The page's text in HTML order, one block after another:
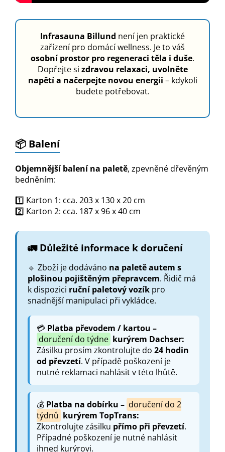
Infrasauna Billund není jen praktické
zařízení pro domácí wellness. Je to váš
osobní prostor pro regeneraci těla i duše.
Dopřejte si zdravou relaxaci, uvolněte
napětí a načerpejte novou energii – kdykoli
budete potřebovat.
📦 Balení
Objemnější balení na paletě, zpevněné dřevěným
bedněním:
1️⃣ Karton 1: cca. 203 x 130 x 20 cm
2️⃣ Karton 2: cca. 187 x 96 x 40 cm
🚛 Důležité informace k doručení
🔹 Zboží je dodáváno na paletě autem s
plošinou pojištěným přepravcem. Řidič má
k dispozici ruční paletový vozík pro
snadnější manipulaci při vykládce.
💳 Platba převodem / kartou –
doručení do týdne kurýrem Dachser:
Zásilku prosím zkontrolujte do 24 hodin
od převzetí. V případě poškození je
nutné reklamaci nahlásit v této lhůtě.
💰 Platba na dobírku – doručení do 2
týdnů kurýrem TopTrans:
Zkontrolujte zásilku přímo při převzetí.
Případné poškození je nutné nahlásit
ihned kurýrovi.